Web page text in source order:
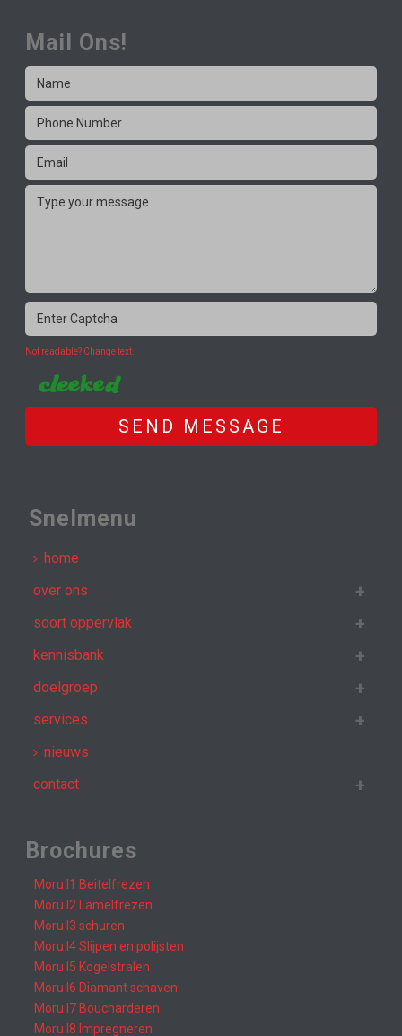
Mail Ons!
Not readable? Change text.
SEND MESSAGE
Snelmenu
home
over ons
soort oppervlak
kennisbank
doelgroep
services
nieuws
contact
Brochures
Moru I1 Beitelfrezen
Moru I2 Lamelfrezen
Moru I3 schuren
Moru I4 Slijpen en polijsten
Moru I5 Kogelstralen
Moru I6 Diamant schaven
Moru I7 Boucharderen
Moru I8 Impregneren